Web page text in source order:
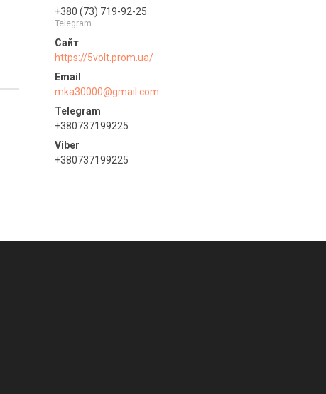
+380 (73) 719-92-25
Telegram
https://5volt.prom.ua/
mka30000@gmail.com
+380737199225
+380737199225